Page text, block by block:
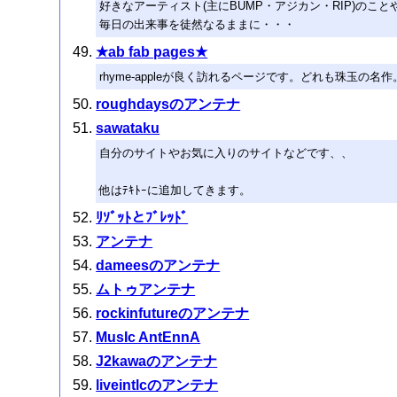
好きなアーティスト(主にBUMP・アジカン・RIP)のこと
毎日の出来事を徒然なるままに・・・
★ab fab pages★
rhyme-appleが良く訪れるページです。どれも珠玉の名作
roughdaysのアンテナ
sawataku
自分のサイトやお気に入りのサイトなどです、、
他はﾃｷﾄｰに追加してきます。
ﾘｿﾞｯﾄとﾌﾞﾚｯﾄﾞ
アンテナ
dameesのアンテナ
ムトゥアンテナ
rockinfutureのアンテナ
MusIc AntEnnA
J2kawaのアンテナ
liveintlcのアンテナ